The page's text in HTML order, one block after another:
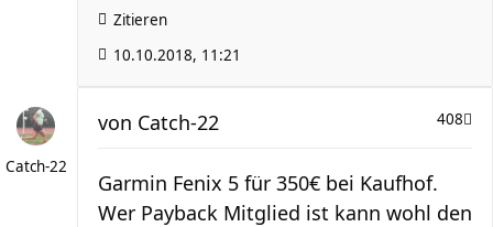
Zitieren
10.10.2018, 11:21
Catch-22
408
von Catch-22
Garmin Fenix 5 für 350€ bei Kaufhof.
Wer Payback Mitglied ist kann wohl den